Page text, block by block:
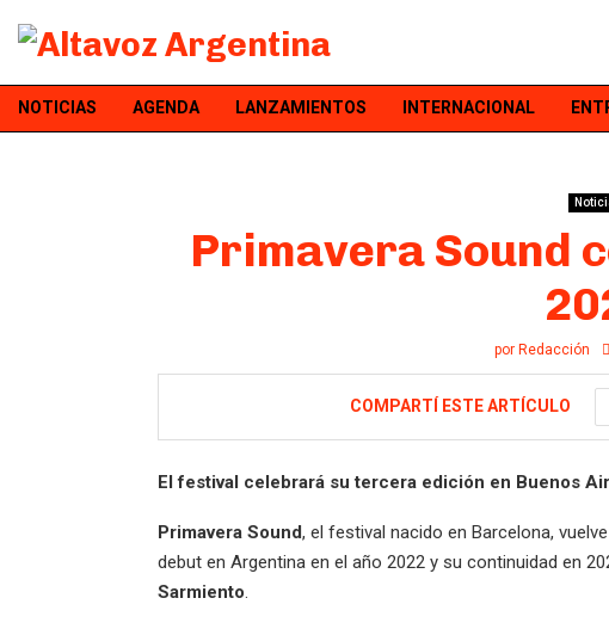
NOTICIAS AGENDA LANZAMIENTOS INTERNACIONAL
Primavera Sound
por Redacción
COMPARTÍ ESTE ARTÍCULO
El festival celebrará su tercera edición en Buenos
Primavera Sound, el festival nacido en Barcelona,
debut en Argentina en el año 2022 y su continuidad en
Sarmiento